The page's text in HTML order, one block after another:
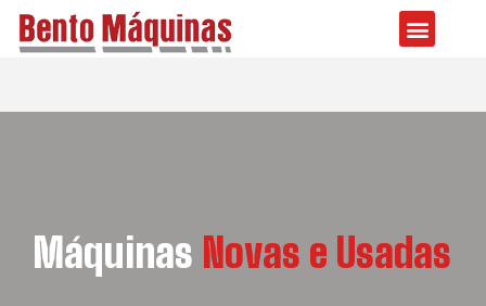
Máquinas Novas e Usadas